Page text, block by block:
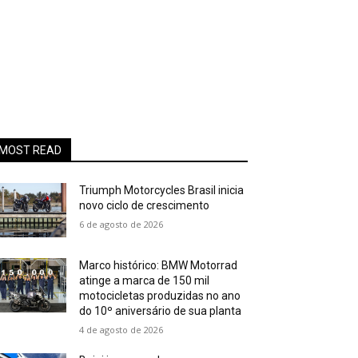
MOST READ
Triumph Motorcycles Brasil inicia
novo ciclo de crescimento
6 de agosto de 2026
Marco histórico: BMW Motorrad
atinge a marca de 150 mil
motocicletas produzidas no ano
do 10º aniversário de sua planta
4 de agosto de 2026